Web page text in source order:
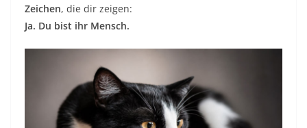
Zeichen, die dir zeigen:
Ja. Du bist ihr Mensch.